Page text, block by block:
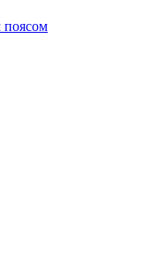
поясом